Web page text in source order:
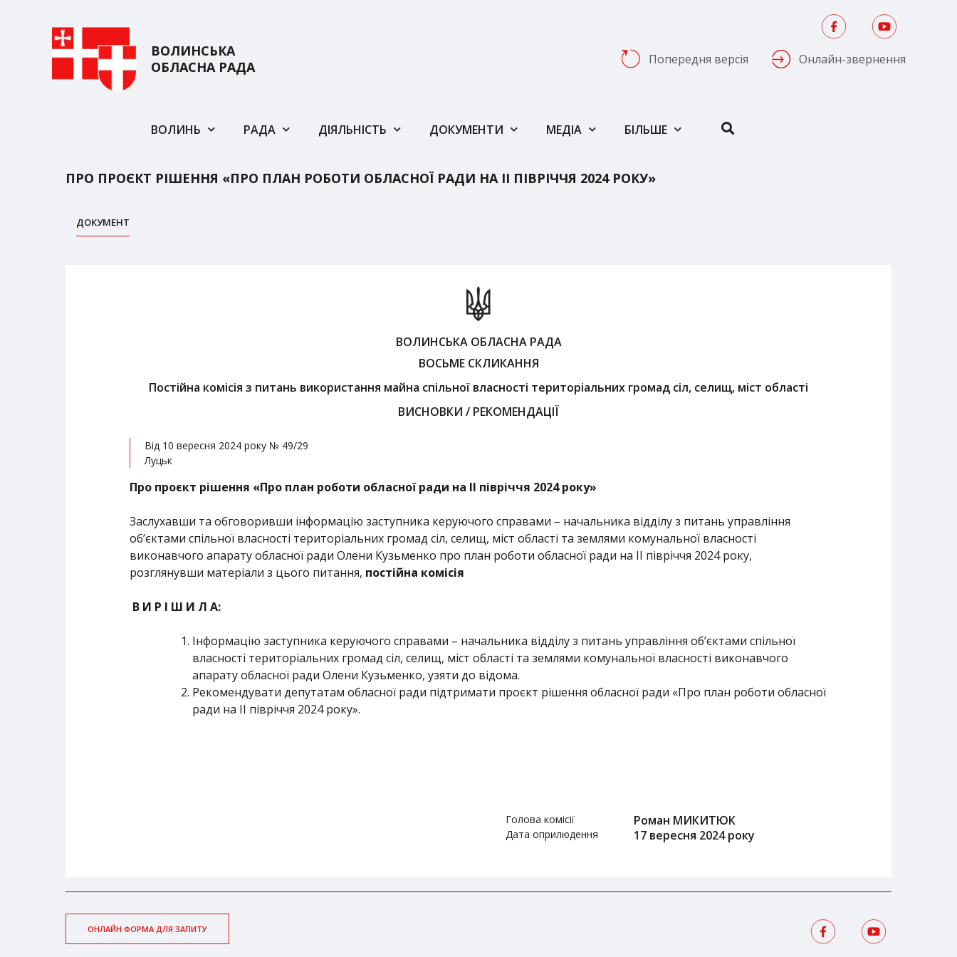
ВОЛИНСЬКА
ОБЛАСНА РАДА
Попередня версія Онлайн-звернення
ВОЛИНЬ РАДА ДІЯЛЬНІСТЬ ДОКУМЕНТИ МЕДІА БІЛЬШЕ
ПРО ПРОЄКТ РІШЕННЯ «ПРО ПЛАН РОБОТИ ОБЛАСНОЇ РАДИ НА ІІ ПІВРІЧЧЯ 2024 РОКУ»
ДОКУМЕНТ
ВОЛИНСЬКА ОБЛАСНА РАДА
ВОСЬМЕ СКЛИКАННЯ
Постійна комісія з питань використання майна спільної власності територіальних громад сіл, селищ, міст області
ВИСНОВКИ / РЕКОМЕНДАЦІЇ
Від 10 вересня 2024 року № 49/29
Луцьк
Про проєкт рішення «Про план роботи обласної ради на ІІ півріччя 2024 року»
Заслухавши та обговоривши інформацію заступника керуючого справами – начальника відділу з питань управління
об’єктами спільної власності територіальних громад сіл, селищ, міст області та землями комунальної власності
виконавчого апарату обласної ради Олени Кузьменко про план роботи обласної ради на ІІ півріччя 2024 року,
розглянувши матеріали з цього питання, постійна комісія
В И Р І Ш И Л А:
Інформацію заступника керуючого справами – начальника відділу з питань управління об’єктами спільної
власності територіальних громад сіл, селищ, міст області та землями комунальної власності виконавчого
апарату обласної ради Олени Кузьменко, узяти до відома.
Рекомендувати депутатам обласної ради підтримати проєкт рішення обласної ради «Про план роботи обласної
ради на ІІ півріччя 2024 року».
Голова комісії Роман МИКИТЮК
Дата оприлюдення 17 вересня 2024 року
ОНЛАЙН ФОРМА ДЛЯ ЗАПИТУ